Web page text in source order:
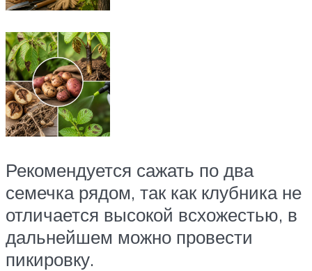
Рекомендуется сажать по два
семечка рядом, так как клубника не
отличается высокой всхожестью, в
дальнейшем можно провести
пикировку.